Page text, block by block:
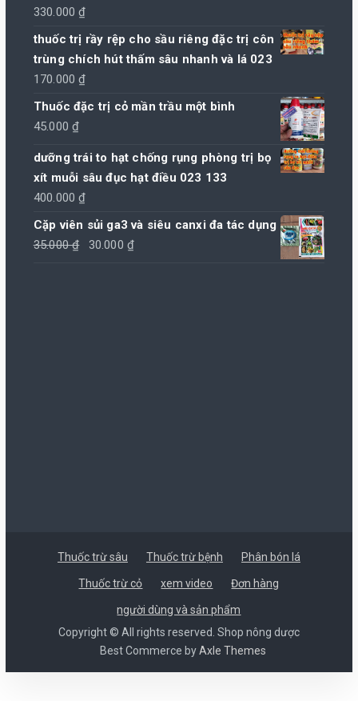
330.000₫
thuốc trị rầy rệp cho sầu riêng đặc trị côn
trùng chích hút thấm sâu nhanh và lá 023
170.000₫
Thuốc đặc trị cỏ mần trầu một bình
45.000₫
dưỡng trái to hạt chống rụng phòng trị bọ
xít muỗi sâu đục hạt điều 023 133
400.000₫
Cặp viên sủi ga3 và siêu canxi đa tác dụng
35.000₫
Giá
30.000 ₫
Thuốc trừ sâu Thuốc trừ bệnh Phân bón lá
Thuốc trừ cỏ xem video Đơn hàng
người dùng và sản phẩm
Copyright © All rights reserved. Shop nông dược
Best Commerce byAxle Themes